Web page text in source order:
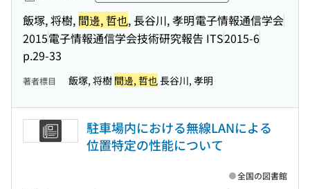
飯塚, 将樹, 間邊, 哲也, 長谷川, 孝明電子情報通信学会
2015電子情報通信学会技術研究報告 ITS2015-6
p.29-33
著者標目 飯塚, 将樹 間邊, 哲也長谷川, 孝明
駐車場内における無線LANによる
位置特定の性能について
全国の図書館